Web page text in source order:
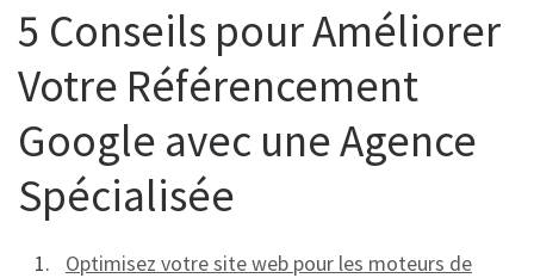
5 Conseils pour Améliorer
Votre Référencement
Google avec une Agence
Spécialisée
Optimisez votre site web pour les moteurs de